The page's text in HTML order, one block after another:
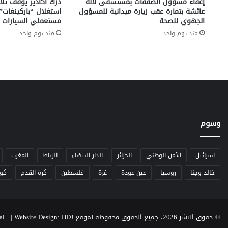
ق
ط
ا
ر
ل
ش
ا
ل
ق
س
عائشة بتمارة عقب زيارة ميدانية للمسؤول
الجهوي للصحة
منذ يوم واحد
استغلال
مستعملي السيارات
منذ يوم واحد
وسوم
اسرائيل الأمن الوطني الجزائر الدار البيضاء الرباط المغرب
خالد وجنا
روسيا عين عودة غزة فلسطين كرة القدم
© حقوق النشر 2026، جميع الحقوق محفوظة لموقع Heure Du Journal | Website Design: HDJ